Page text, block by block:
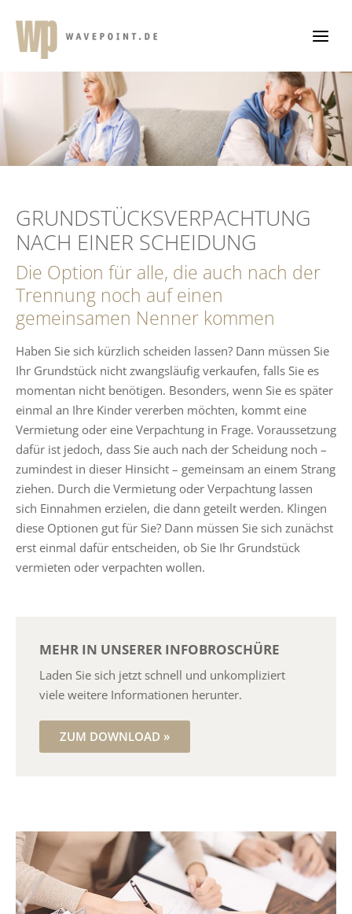
Inhalt
springen
GRUNDSTÜCKSVERPACHTUNG
NACH EINER SCHEIDUNG
Die Option für alle, die auch nach der
Trennung noch auf einen
gemeinsamen Nenner kommen
Haben Sie sich kürzlich scheiden lassen? Dann müssen Sie
Ihr Grundstück nicht zwangsläufig verkaufen, falls Sie es
momentan nicht benötigen. Besonders, wenn Sie es später
einmal an Ihre Kinder vererben möchten, kommt eine
Vermietung oder eine Verpachtung in Frage. Voraussetzung
dafür ist jedoch, dass Sie auch nach der Scheidung noch –
zumindest in dieser Hinsicht – gemeinsam an einem Strang
ziehen. Durch die Vermietung oder Verpachtung lassen
sich Einnahmen erzielen, die dann geteilt werden. Klingen
diese Optionen gut für Sie? Dann müssen Sie sich zunächst
erst einmal dafür entscheiden, ob Sie Ihr Grundstück
vermieten oder verpachten wollen.
MEHR IN UNSERER INFOBROSCHÜRE
Laden Sie sich jetzt schnell und unkompliziert
viele weitere Informationen herunter.
ZUM DOWNLOAD »